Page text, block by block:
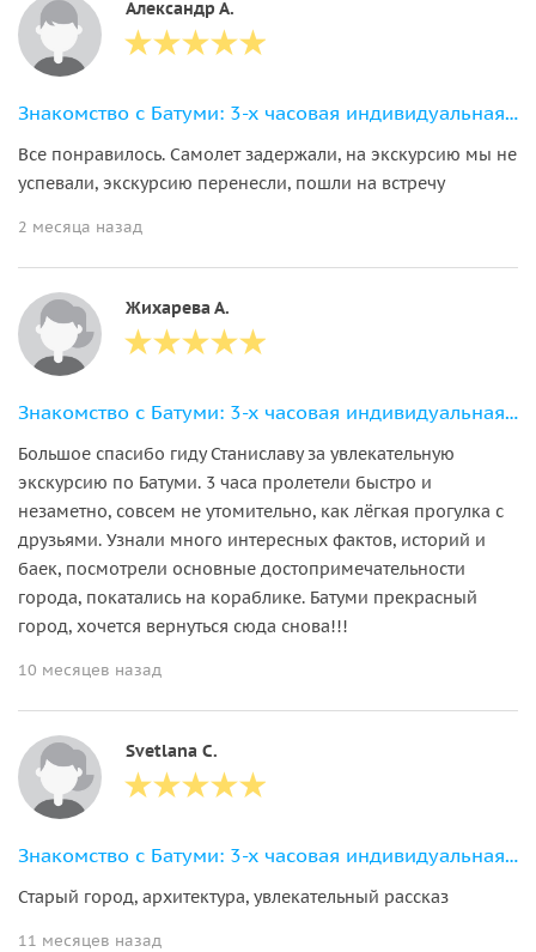
Александр А.
Знакомство с Батуми: 3-х часовая индивидуальная экскурсия по городу
Все понравилось. Самолет задержали, на экскурсию мы не
успевали, экскурсию перенесли, пошли на встречу
2 месяца назад
Жихарева А.
Знакомство с Батуми: 3-х часовая индивидуальная экскурсия по городу
Большое спасибо гиду Станиславу за увлекательную
экскурсию по Батуми. 3 часа пролетели быстро и
незаметно, совсем не утомительно, как лёгкая прогулка с
друзьями. Узнали много интересных фактов, историй и
баек, посмотрели основные достопримечательности
города, покатались на кораблике. Батуми прекрасный
город, хочется вернуться сюда снова!!!
10 месяцев назад
Svetlana С.
Знакомство с Батуми: 3-х часовая индивидуальная экскурсия по городу
Старый город, архитектура, увлекательный рассказ
11 месяцев назад